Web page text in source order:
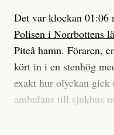
Vi skriver för våra
överraskade,
att vi granskar allt och
Vi är som sagt en röd,
Det betyder en annan
är
Det var klockan 01:06
Polisen i Norrbottens
Piteå hamn. Föraren,
kört in i en stenhög
exakt hur olyckan
ambulans till sjukhus